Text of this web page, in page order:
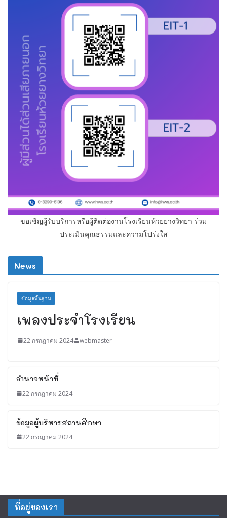
ขอเชิญผู้รับบริการหรือผู้ติดต่องานโรงเรียนห้วยยางวิทยา ร่วม
ประเมินคุณธรรมและความโปร่งใส
News
ข้อมูลพื้นฐาน
เพลงประจำโรงเรียน
22 กรกฎาคม 2024 webmaster
อำนาจหน้าที่
22 กรกฎาคม 2024
ข้อมูลผู้บริหารสถานศึกษา
22 กรกฎาคม 2024
ที่อยู่ของเรา